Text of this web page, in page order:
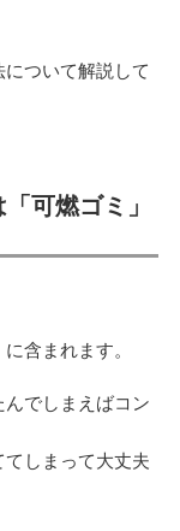
ついて解説して
可燃ゴミ」
含まれます。
でしまえばコン
しまって大丈夫